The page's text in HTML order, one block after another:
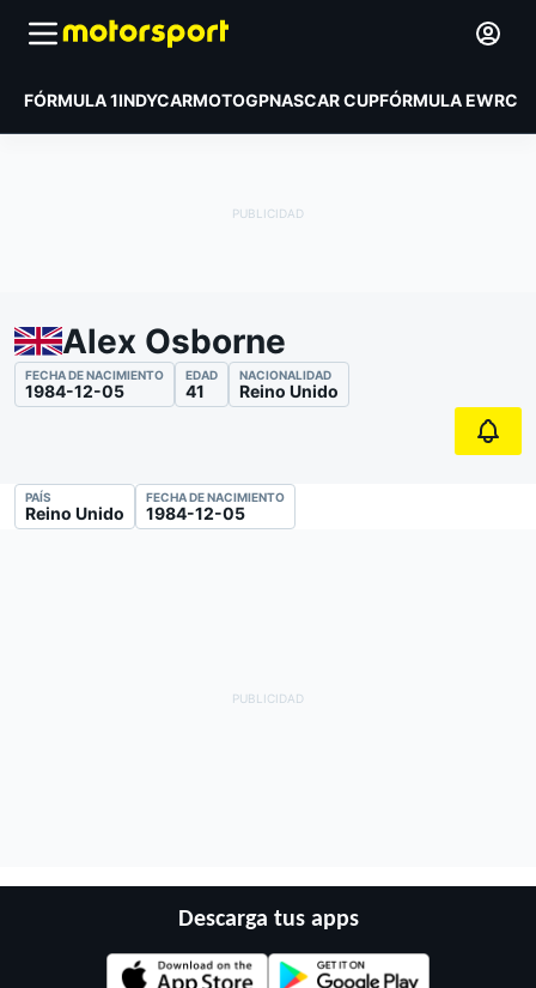
FÓRMULA 1INDYCARMOTOGPNASCAR CUPFÓRMULA EWRC
Alex Osborne
FECHA DE NACIMIENTO
1984-12-05
EDAD
41
NACIONALIDAD
Reino Unido
PAÍS
Reino Unido
FECHA DE NACIMIENTO
1984-12-05
Descarga tus apps